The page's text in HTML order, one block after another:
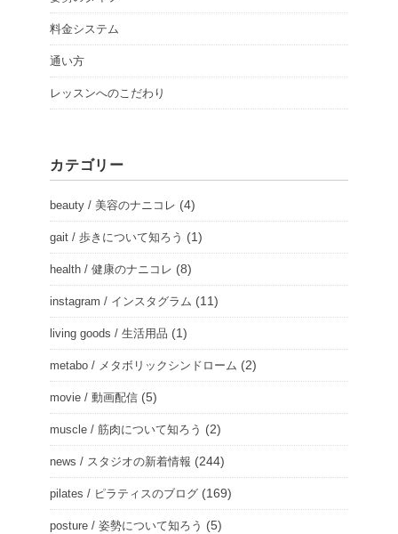
料金システム
通い方
レッスンへのこだわり
カテゴリー
beauty / 美容のナニコレ (4)
gait / 歩きについて知ろう (1)
health / 健康のナニコレ (8)
instagram / インスタグラム (11)
living goods / 生活用品 (1)
metabo / メタボリックシンドローム (2)
movie / 動画配信 (5)
muscle / 筋肉について知ろう (2)
news / スタジオの新着情報 (244)
pilates / ピラティスのブログ (169)
posture / 姿勢について知ろう (5)